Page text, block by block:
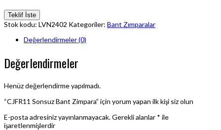
Teklif İste
Stok kodu: LVN2402 Kategoriler: Bant Zımparalar
Değerlendirmeler (0)
Değerlendirmeler
Henüz değerlendirme yapılmadı.
“CJFR11 Sonsuz Bant Zimpara” için yorum yapan ilk kişi siz olun
E-posta adresiniz yayınlanmayacak.Gerekli alanlar * ile
işaretlenmişlerdir